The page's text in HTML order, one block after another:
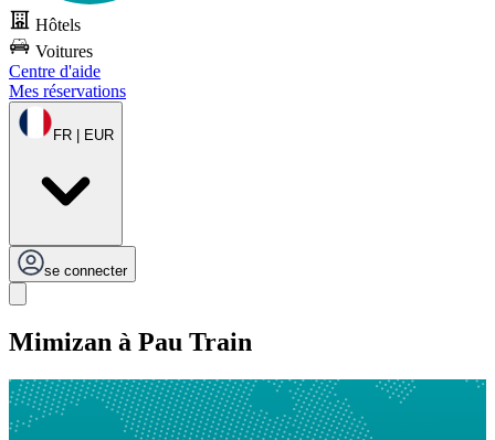
Hôtels
Voitures
Centre d'aide
Mes réservations
FR | EUR
se connecter
Mimizan à Pau Train